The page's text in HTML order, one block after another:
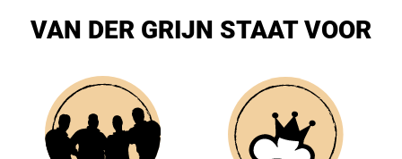
VAN DER GRIJN STAAT VOOR